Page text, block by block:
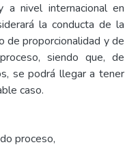
a nivel internacional en
la conducta de la
de proporcionalidad y de
siendo que, de
se podrá llegar a tener
caso.
proceso,